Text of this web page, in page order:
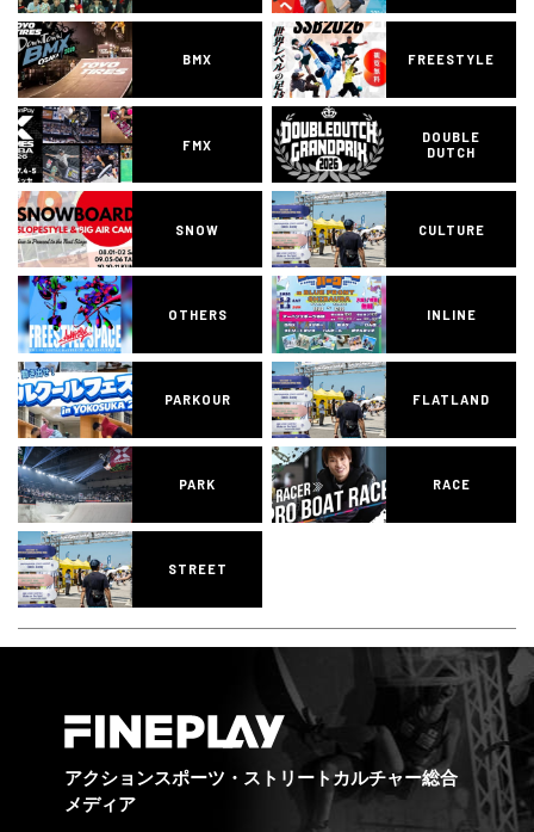
BMX FREESTYLE
FMX
DOUBLE
DUTCH
SNOW CULTURE
OTHERS INLINE
PARKOUR FLATLAND
PARK RACE
STREET
アクションスポーツ・ストリートカルチャー総合
メディア